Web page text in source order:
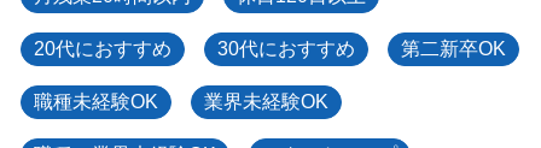
20代におすすめ 30代におすすめ 第二新卒OK
職種未経験OK 業界未経験OK